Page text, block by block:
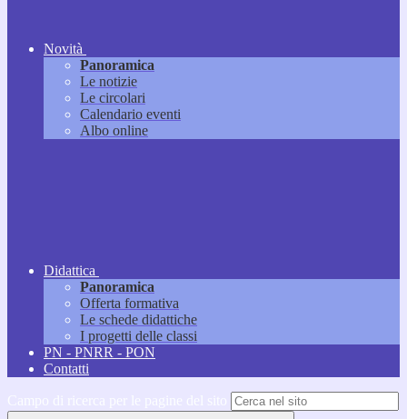
Novità
Panoramica
Le notizie
Le circolari
Calendario eventi
Albo online
Didattica
Panoramica
Offerta formativa
Le schede didattiche
I progetti delle classi
PN - PNRR - PON
Contatti